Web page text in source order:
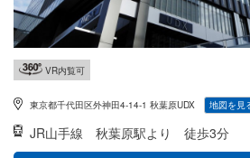
VR内覧可
東京都千代田区外神田4-14-1 秋葉原UDX 地図を見
JR山手線 秋葉原駅より 徒歩3分